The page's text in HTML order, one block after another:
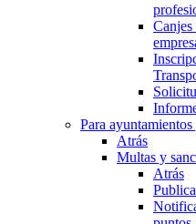
Canjes
Para
Atrás
Multas y
Atrás